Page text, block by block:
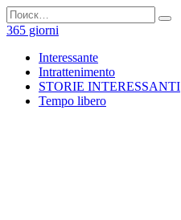
Перейти
к
содержанию
Search
for:
365 giorni
Interessante
Intrattenimento
STORIE INTERESSANTI
Tempo libero